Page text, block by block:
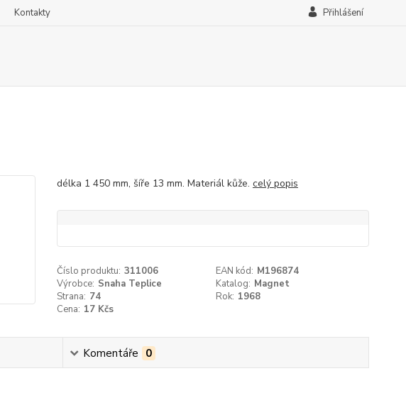
Kontakty Přihlášení
délka 1 450 mm, šíře 13 mm. Materiál kůže. celý popis
Číslo produktu: 311006 EAN kód: M196874
Výrobce: Snaha Teplice Katalog: Magnet
Strana: 74 Rok: 1968
Cena: 17 Kčs
Komentáře 0